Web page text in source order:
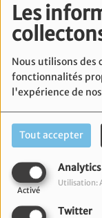
Les
Nous utilisons des
fonctionnalités
l'expérience de
Tout accepter
Analytics
Activé
Utilisation:
Twitter